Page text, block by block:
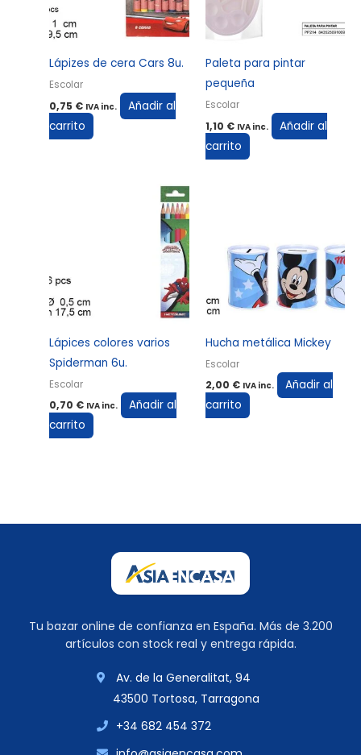
Lápizes de cera Cars 8u.
Escolar
0,75 € IVA inc.
Añadir al
carrito
Paleta para pintar
pequeña
Escolar
1,10 € IVA inc.
Añadir al
carrito
Lápices colores varios
Spiderman 6u.
Escolar
0,70 € IVA inc.
Añadir al
carrito
Hucha metálica Mickey
Escolar
2,00 € IVA inc.
Añadir al
carrito
Tu bazar online de confianza en España. Más de 3.200
artículos con stock real y entrega rápida.
Av. de la Generalitat, 94
43500 Tortosa, Tarragona
+34 682 454 372